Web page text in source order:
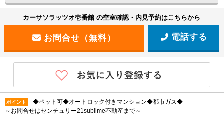
カーサソラッツオ壱番館 の空室確認・内見予約はこちらから
電話する
ポイント
◆ペット可◆オートロック付きマンション◆都市ガス◆
～お問合せはセンチュリー21sublime不動産まで～